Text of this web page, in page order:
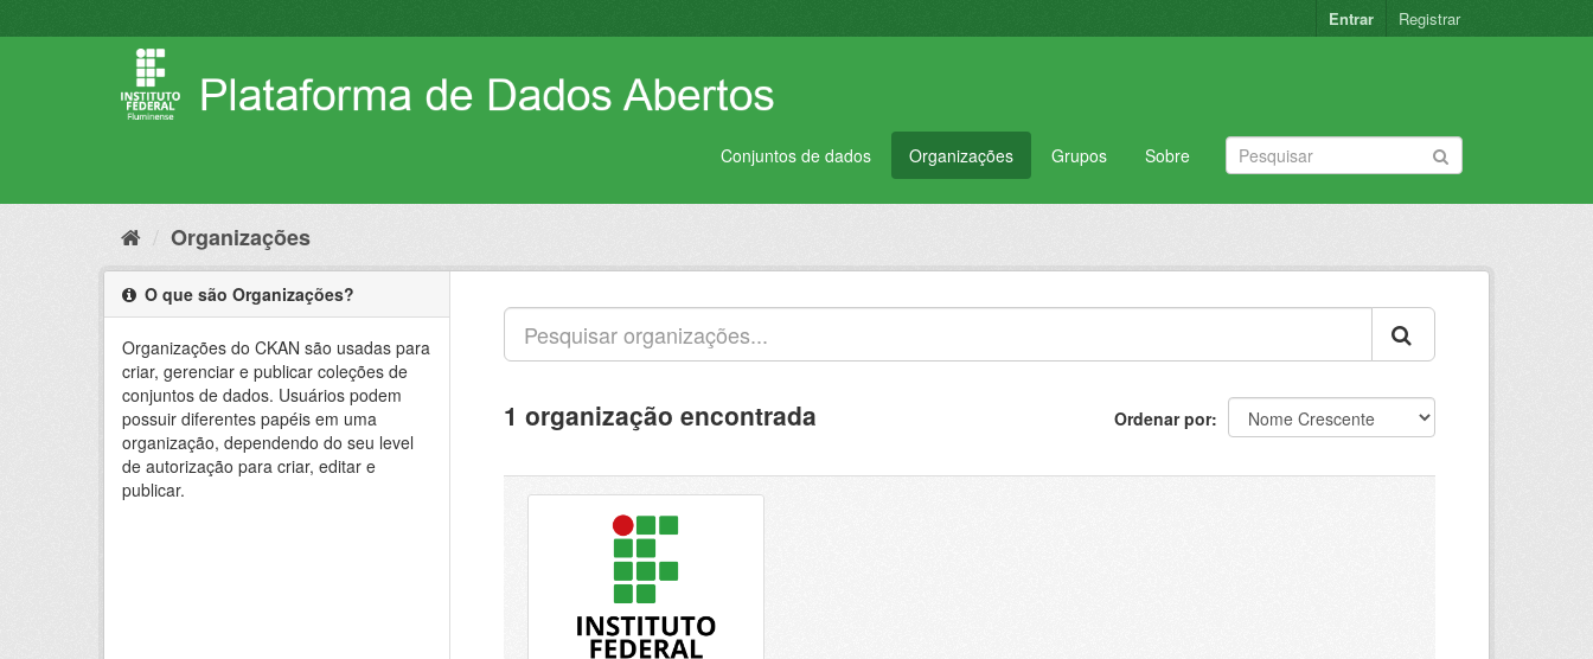
para
Entrar Registrar
Conjuntos de dados Organizações Grupos Sobre
Organizações
O que são Organizações?
Organizações do CKAN são usadas para
criar, gerenciar e publicar coleções de
conjuntos de dados. Usuários podem
possuir diferentes papéis em uma
organização, dependendo do seu level
de autorização para criar, editar e
publicar.
Ordenar por
1 organização encontrada